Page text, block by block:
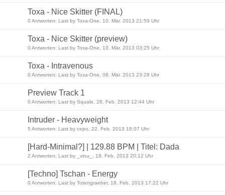
Toxa - Nice Skitter (FINAL)
0 Antworten: Last by Toxa-One, 10. Mär. 2013 21:59 Uhr
Toxa - Nice Skitter (preview)
0 Antworten: Last by Toxa-One, 10. Mär. 2013 03:25 Uhr
Toxa - Intravenous
0 Antworten: Last by Toxa-One, 08. Mär. 2013 23:28 Uhr
Preview Track 1
0 Antworten: Last by Squale, 28. Feb. 2013 12:44 Uhr
Intruder - Heavyweight
5 Antworten: Last by cepo, 22. Feb. 2013 18:07 Uhr
[Hard-Minimal?] | 129.88 BPM | Titel: Dada
2 Antworten: Last by _vinu_, 18. Feb. 2013 20:12 Uhr
[Techno] Tschan - Energy
0 Antworten: Last by Totengraeber, 18. Feb. 2013 17:22 Uhr